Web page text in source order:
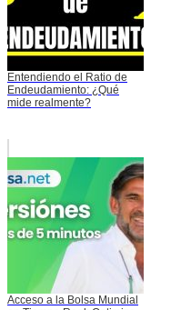
Entendiendo el Ratio de
Endeudamiento: ¿Qué
mide realmente?
Acceso a la Bolsa Mundial